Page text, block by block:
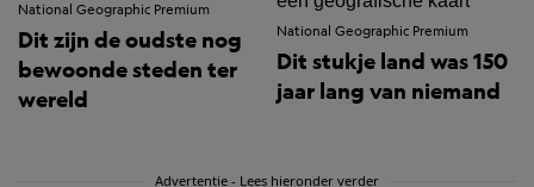
National Geographic Premium
Dit zijn de oudste nog
bewoonde steden ter
wereld
National Geographic Premium
Dit stukje land was 150
jaar lang van niemand
Advertentie - Lees hieronder verder